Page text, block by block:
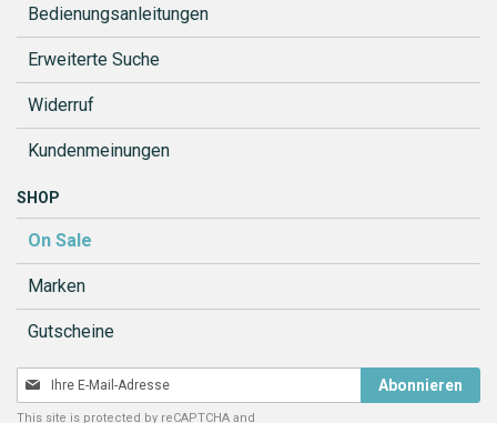
Bedienungsanleitungen
Erweiterte Suche
Widerruf
Kundenmeinungen
SHOP
On Sale
Marken
Gutscheine
Melden
Sie
Abonnieren
This site is protected by reCAPTCHA and